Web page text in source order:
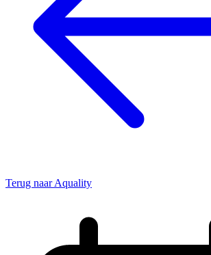
Terug naar Aquality